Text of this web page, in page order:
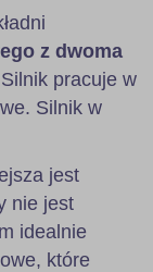
z dwoma
pracuje w
Silnik w
jest
nie jest
idealnie
które